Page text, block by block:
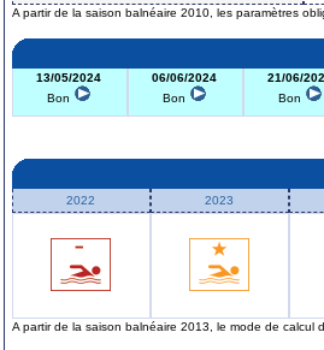
A partir de la saison balnéaire 2010, les paramètres
13/05/2024
Bon
06/06/2024
Bon
21/06/
Bon
2022 2023
A partir de la saison balnéaire 2013, le mode de